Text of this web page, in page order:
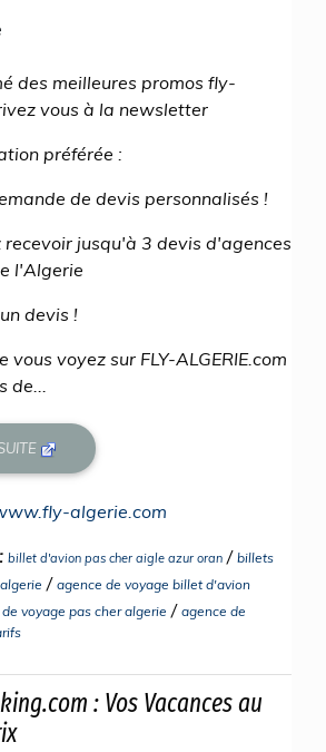
des meilleures promos fly-
vous à la newsletter
préférée :
de devis personnalisés !
recevoir jusqu'à 3 devis d'agences
l'Algerie
devis !
vous voyez sur FLY-ALGERIE.com
algerie.com
billet d'avion pas cher aigle azur oran / billets
/ agence de voyage billet d'avion
voyage pas cher algerie / agence de
: Vos Vacances au